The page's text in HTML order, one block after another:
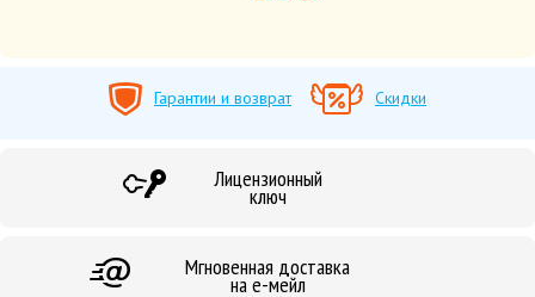
Гарантии и возврат Скидки
Лицензионный
ключ
Мгновенная доставка
на е-мейл